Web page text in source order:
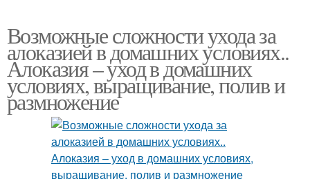
Возможные сложности ухода за
алоказией в домашних условиях..
Алоказия – уход в домашних
условиях, выращивание, полив и
размножение